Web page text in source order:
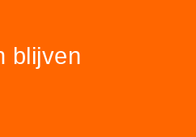
blijven